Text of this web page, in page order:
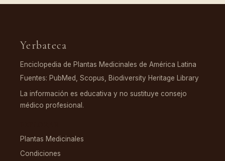
Yerbateca
Enciclopedia de Plantas Medicinales de América Latina
Fuentes: PubMed, Scopus, Biodiversity Heritage Library
La información es educativa y no sustituye consejo
médico profesional.
Plantas Medicinales
Condiciones